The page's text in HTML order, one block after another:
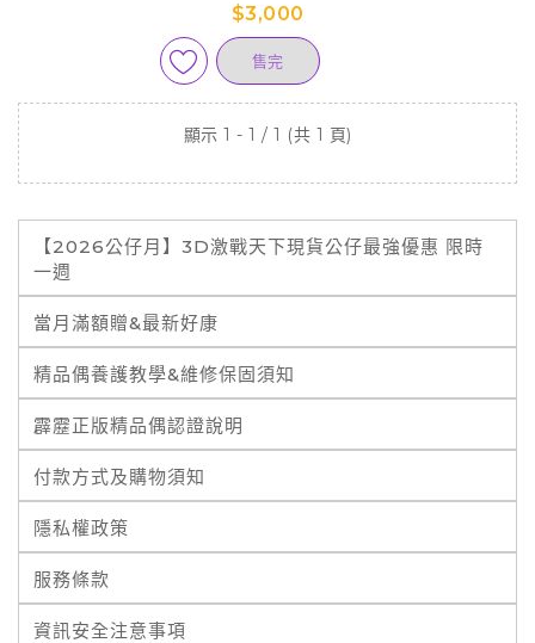
$3,000
售完
顯示 1 - 1 / 1 (共 1 頁)
【2026公仔月】3D激戰天下現貨公仔最強優惠 限時
一週
當月滿額贈&最新好康
精品偶養護教學&維修保固須知
霹靂正版精品偶認證說明
付款方式及購物須知
隱私權政策
服務條款
資訊安全注意事項